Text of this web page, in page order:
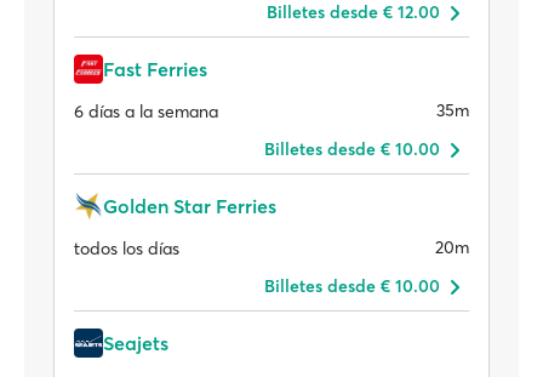
Billetes desde € 12.00
Fast Ferries
6 días a la semana
35m
Billetes desde € 10.00
Golden Star Ferries
todos los días
20m
Billetes desde € 10.00
Seajets